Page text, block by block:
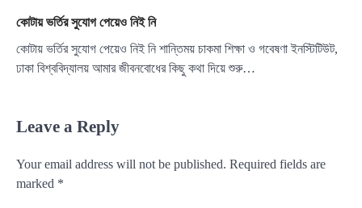
কোটায় ভর্তির সুযোগ পেয়েও নিই নি
কোটায় ভর্তির সুযোগ পেয়েও নিই নি শান্তিময় চাকমা শিক্ষা ও গবেষণা ইনস্টিটিউট,
ঢাকা বিশ্ববিদ্যালয় আমার জীবনবোধের কিছু কথা দিয়ে শুরু…
Leave a Reply
Your email address will not be published. Required fields are
marked *